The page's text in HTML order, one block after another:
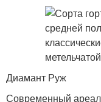
Диамант Руж
Современный ареал